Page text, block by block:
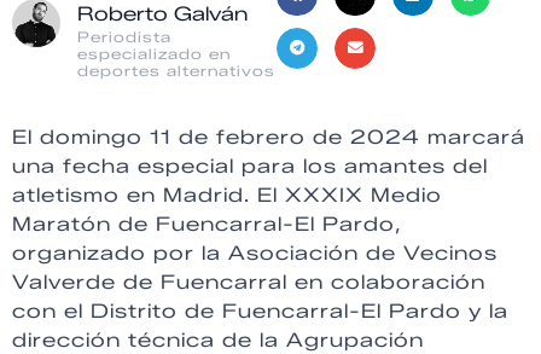
Roberto Galván
Periodista
especializado en
deportes alternativos
El domingo 11 de febrero de 2024 marcará
una fecha especial para los amantes del
atletismo en Madrid. El XXXIX Medio
Maratón de Fuencarral-El Pardo,
organizado por la Asociación de Vecinos
Valverde de Fuencarral en colaboración
con el Distrito de Fuencarral-El Pardo y la
dirección técnica de la Agrupación